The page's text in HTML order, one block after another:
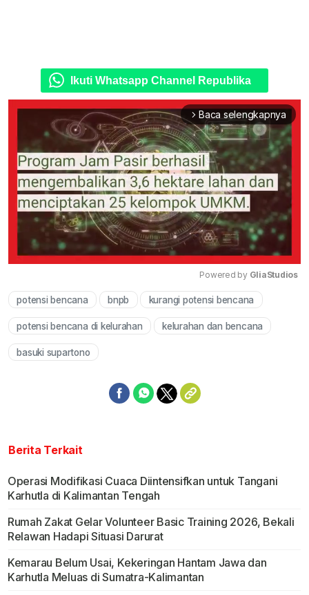
Ikuti Whatsapp Channel Republika
arrow_forward_ios Baca selengkapnya
Mute
Powered by GliaStudios
potensi bencana bnpb kurangi potensi bencana
potensi bencana di kelurahan kelurahan dan bencana
basuki supartono
Berita Terkait
Operasi Modifikasi Cuaca Diintensifkan untuk Tangani
Karhutla di Kalimantan Tengah
Rumah Zakat Gelar Volunteer Basic Training 2026, Bekali
Relawan Hadapi Situasi Darurat
Kemarau Belum Usai, Kekeringan Hantam Jawa dan
Karhutla Meluas di Sumatra-Kalimantan